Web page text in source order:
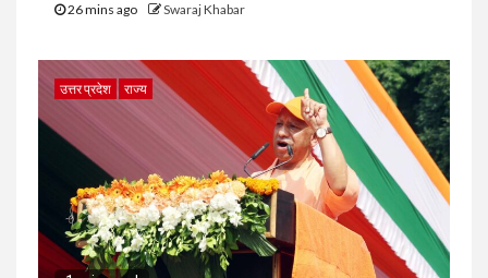
26 mins ago Swaraj Khabar
उत्तर प्रदेश राज्य